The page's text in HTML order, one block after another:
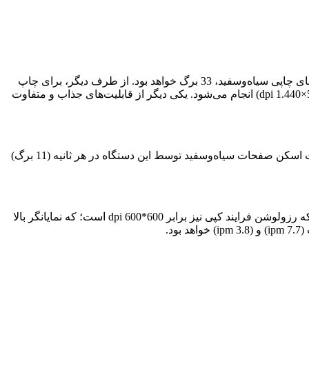
به‌طور مثال، در هر دقیقه، 15 برگ از صفحات یا اسناد رنگی امکان چاپ خواهند داشت؛ درحالی‌که در همین مدت‌زمان (1 دقیقه) تعداد برگه‌های چاپی سیاه‌وسفید، 33 برگ خواهد بود. از طرف دیگر، برای چاپ
عکس (15*10) تمام صفحه، تنها به (69 ثانیه) زمان نیاز خواهید داشت! با توجه به اینکه، فرایند چاپ اسناد باکیفیت، بر اساس رزولوشن (5.760×1.440 dpi) انجام می‌شود. یکی دیگر از قابلیت‌های جذاب و متفاوت
از نوع تخت، همراه با فنّاوری تماس با تصویر (CIS) است. سرعت اسکن صفحات سیاه‌وسفید توسط این دستگاه در هر ثانیه (11 برگ)
عملیات کپی توسط پرینتر چندکاره مدل EcoTank L3210 بدون جوهر، به‌صورت تک‌رو با بزرگنمایی (400-25 درصد) قابل انجام است. ضمن آنکه رزولوشن فرایند کپی نیز برابر 600*600 dpi است؛ که نمایانگر بالا